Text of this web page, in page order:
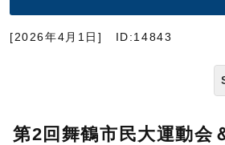
[2026年4月1日] ID:14843
第2回舞鶴市民大運動会